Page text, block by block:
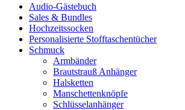
Audio-Gästebuch
Sales & Bundles
Hochzeitssocken
Personalisierte Stofftaschentücher
Schmuck
Armbänder
Brautstrauß Anhänger
Halsketten
Manschettenknöpfe
Schlüsselanhänger